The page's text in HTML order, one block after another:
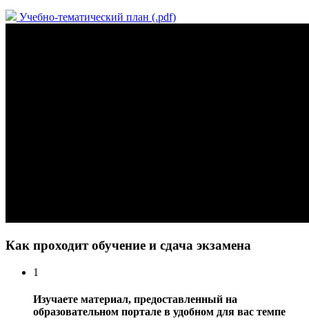
Учебно-тематический план (.pdf)
Как проходит обучение и сдача экзамена
1
Изучаете материал, предоставленный на
образовательном портале в удобном для вас темпе